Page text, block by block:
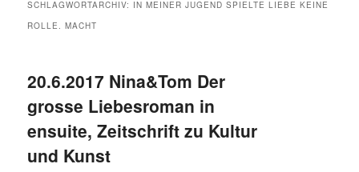
SCHLAGWORTARCHIV: IN MEINER JUGEND SPIELTE LIEBE KEINE
ROLLE. MACHT
20.6.2017 Nina&Tom Der
grosse Liebesroman in
ensuite, Zeitschrift zu Kultur
und Kunst